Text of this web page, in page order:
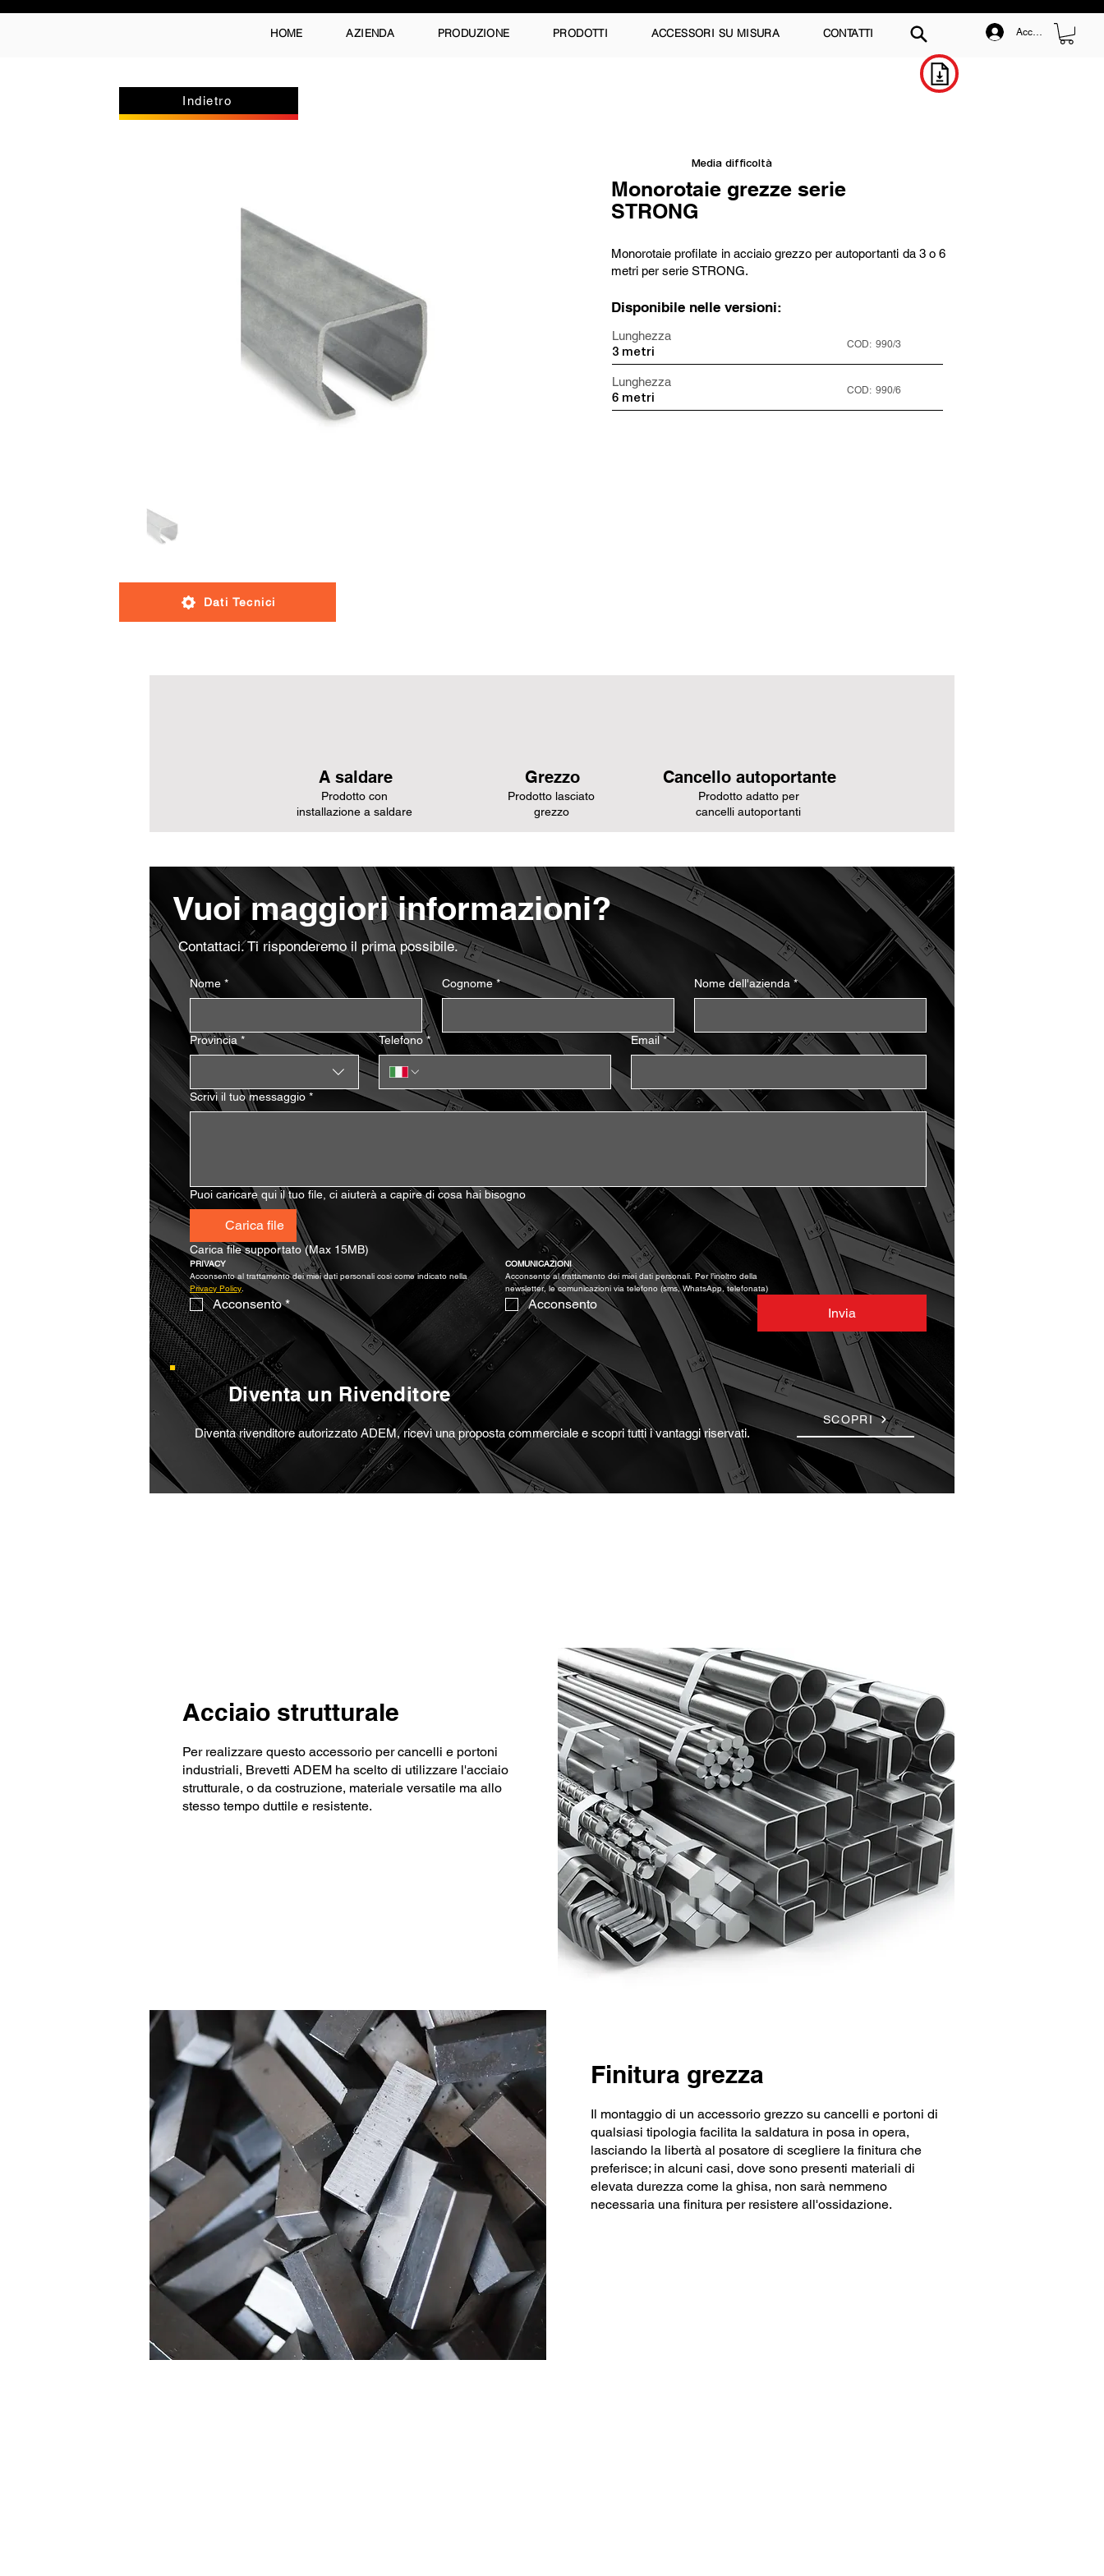
Accedi
HOME AZIENDA PRODUZIONE PRODOTTI ACCESSORI SU MISURA CONTATTI
Indietro
Dati Tecnici
Media difficoltà
Monorotaie grezze serie
STRONG
Monorotaie profilate in acciaio grezzo per autoportanti da 3 o 6
metri per serie STRONG.
Disponibile nelle versioni:
Lunghezza
3 metri
COD: 990/3
Lunghezza
6 metri
COD: 990/6
A saldare
Prodotto con
installazione a saldare
Grezzo
Prodotto lasciato
grezzo
Cancello autoportante
Prodotto adatto per
cancelli autoportanti
Vuoi maggiori informazioni?
Contattaci. Ti risponderemo il prima possibile.
Nome * Cognome * Nome dell'azienda *
Provincia * Telefono * Email *
Scrivi il tuo messaggio *
Puoi caricare qui il tuo file, ci aiuterà a capire di cosa hai bisogno
Carica file
Carica file supportato (Max 15MB)
PRIVACY
Acconsento al trattamento dei miei dati personali così come indicato nella
Privacy Policy.
COMUNICAZIONI
Acconsento al trattamento dei miei dati personali. Per l’inoltro della
newsletter, le comunicazioni via telefono (sms, WhatsApp, telefonata)
Acconsento * Acconsento
Invia
Diventa un Rivenditore
Diventa rivenditore autorizzato ADEM, ricevi una proposta commerciale e scopri tutti i vantaggi riservati.
SCOPRI
Acciaio strutturale
Per realizzare questo accessorio per cancelli e portoni
industriali, Brevetti ADEM ha scelto di utilizzare l'acciaio
strutturale, o da costruzione, materiale versatile ma allo
stesso tempo duttile e resistente.
Finitura grezza
Il montaggio di un accessorio grezzo su cancelli e portoni di
qualsiasi tipologia facilita la saldatura in posa in opera,
lasciando la libertà al posatore di scegliere la finitura che
preferisce; in alcuni casi, dove sono presenti materiali di
elevata durezza come la ghisa, non sarà nemmeno
necessaria una finitura per resistere all'ossidazione.